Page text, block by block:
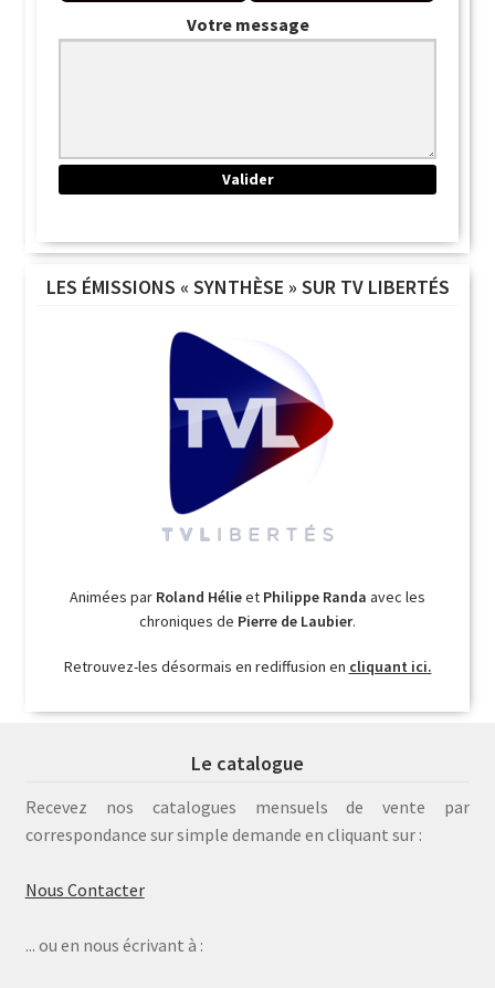
Votre message
LES ÉMISSIONS « SYNTHÈSE » SUR TV LIBERTÉS
Animées par Roland Hélieet Philippe Randa avec les
chroniques de Pierre de Laubier.
Retrouvez-les désormais en rediffusion en cliquant ici.
Le catalogue
Recevez nos catalogues mensuels de vente par
correspondance sur simple demande en cliquant sur :
Nous Contacter
... ou en nous écrivant à :